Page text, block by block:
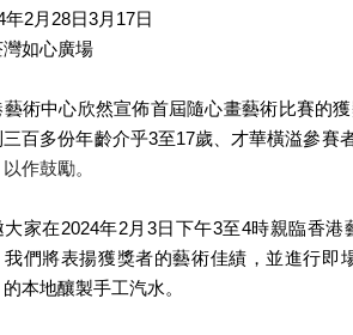
年2月 28日3月 17日
灣如心廣場
藝術中心欣然宣佈首屆隨心畫藝術比賽的
三百多份年齡介乎3至17歲、 才華橫溢參賽
作鼓勵。
大家在2024年2月 3日下午3至4時親臨香港
我們將表揚獲獎者的藝術佳績， 並進行即
本地釀製手工汽水。